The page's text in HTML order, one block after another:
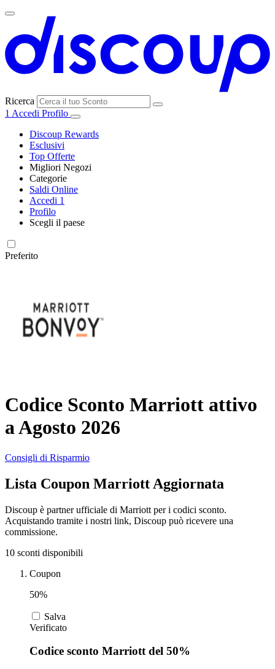
Ricerca
1 Accedi Profilo
Discoup Rewards
Esclusivi
Top Offerte
Migliori Negozi
SHEIN
eBay
YOOX
ITA Airways
Alpitour
Categorie
Elettronica e
e Accessori
Vacanze e
Hotel
Cosmetici e
Farmacia
Saldi Online
Accedi 1
Profilo
Scegli il paese
Preferito
Codice Sconto Marriott attivo
a Agosto 2026
Consigli di Risparmio
Lista Coupon Marriott Aggiornata
Discoup è partner ufficiale di Marriott per i codici sconto.
Acquistando tramite i nostri link, Discoup può ricevere una
commissione.
10 sconti disponibili
Coupon
50%
Salva
Verificato
Codice sconto Marriott del 50%